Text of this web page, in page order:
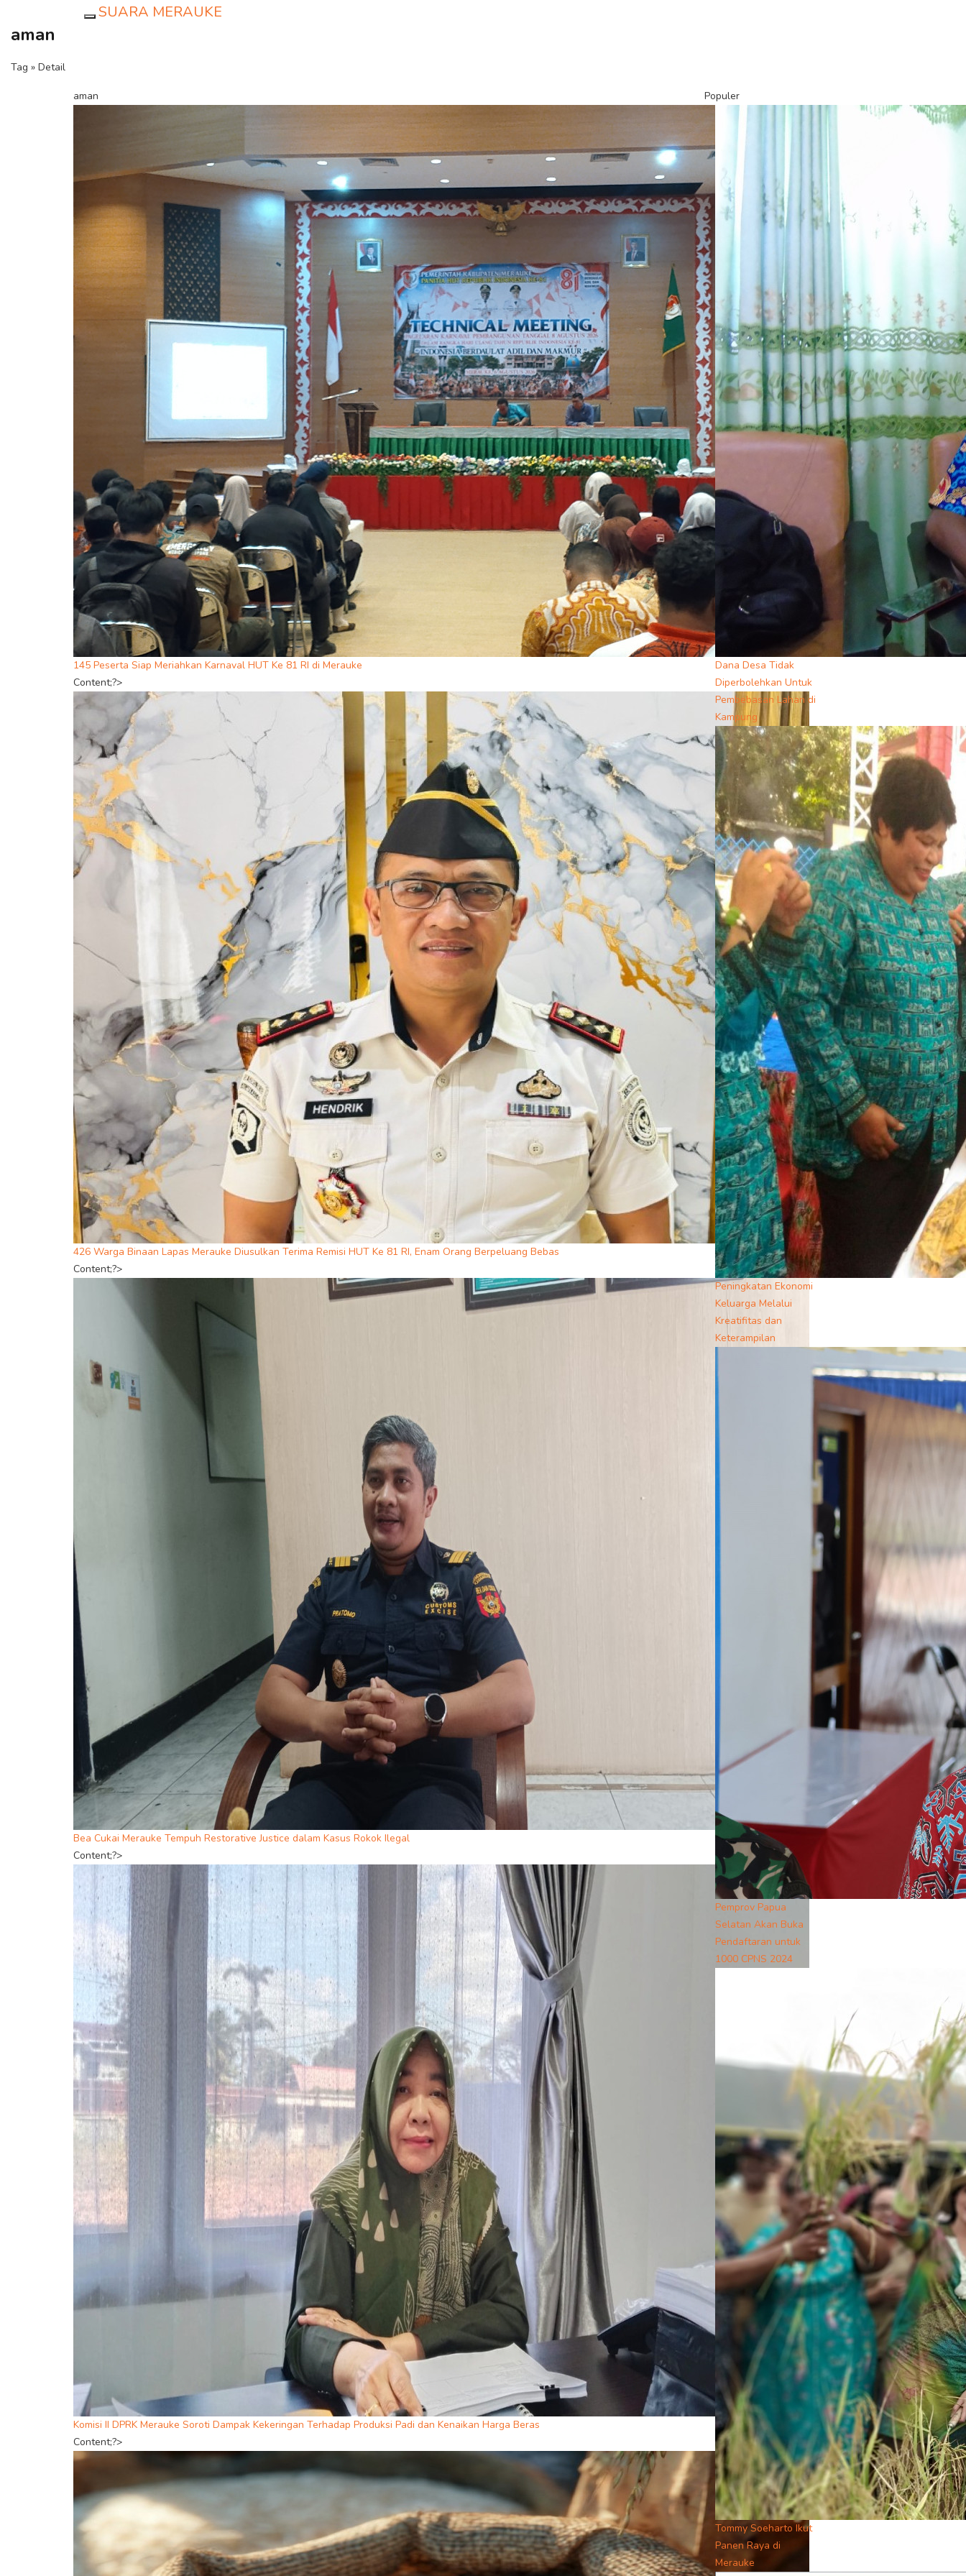
SUARA MERAUKE
aman
Tag » Detail
aman
145 Peserta Siap Meriahkan Karnaval HUT Ke 81 RI di Merauke
Content;?>
426 Warga Binaan Lapas Merauke Diusulkan Terima Remisi HUT Ke 81 RI, Enam Orang Berpeluang Bebas
Content;?>
Bea Cukai Merauke Tempuh Restorative Justice dalam Kasus Rokok Ilegal
Content;?>
Komisi II DPRK Merauke Soroti Dampak Kekeringan Terhadap Produksi Padi dan Kenaikan Harga Beras
Content;?>
Populer
Dana Desa Tidak
Diperbolehkan Untuk
Pembebasan Lahan di
Kampung
Peningkatan Ekonomi
Keluarga Melalui
Kreatifitas dan
Keterampilan
Pemprov Papua
Selatan Akan Buka
Pendaftaran untuk
1000 CPNS 2024
Tommy Soeharto Ikut
Panen Raya di
Merauke